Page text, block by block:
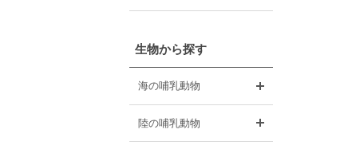
生物から探す
海の哺乳動物
陸の哺乳動物